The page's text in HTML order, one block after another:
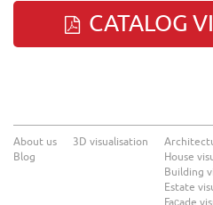
CATALOG
About us
Blog
3D visualisation
House
Building
Estate